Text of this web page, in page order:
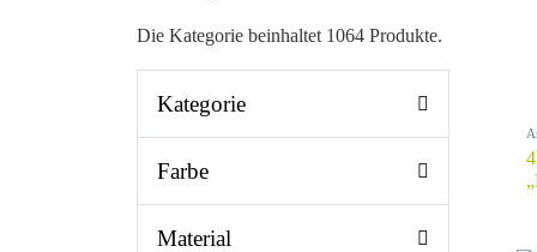
Die Kategorie beinhaltet 1064 Produkte.
Kategorie
Farbe
Material